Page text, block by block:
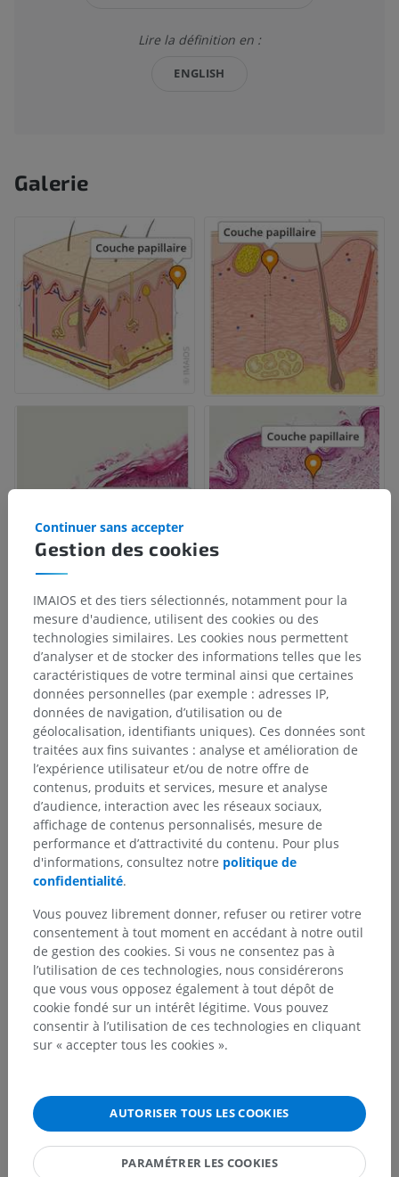
Lire la définition en :
ENGLISH
Galerie
Hiérarchie anatomique
Anatomie humaine 2
Corps humain> Systèmes intégrants>
Tégument commun > Peau> Derme>
Couche papillaire
Structures sous-jacentes :
Papilles du derme
Traductions
Gestion des cookies
Continuer sans accepter
IMAIOS et des tiers sélectionnés, notamment pour la
mesure d'audience, utilisent des cookies ou des
technologies similaires. Les cookies nous permettent
d’analyser et de stocker des informations telles que les
caractéristiques de votre terminal ainsi que certaines
données personnelles (par exemple : adresses IP,
données de navigation, d’utilisation ou de
géolocalisation, identifiants uniques). Ces données sont
traitées aux fins suivantes : analyse et amélioration de
l’expérience utilisateur et/ou de notre offre de
contenus, produits et services, mesure et analyse
d’audience, interaction avec les réseaux sociaux,
affichage de contenus personnalisés, mesure de
performance et d’attractivité du contenu. Pour plus
d'informations, consultez notre politique de
confidentialité.
Vous pouvez librement donner, refuser ou retirer votre
consentement à tout moment en accédant à notre outil
de gestion des cookies. Si vous ne consentez pas à
l’utilisation de ces technologies, nous considérerons
que vous vous opposez également à tout dépôt de
cookie fondé sur un intérêt légitime. Vous pouvez
consentir à l’utilisation de ces technologies en cliquant
sur « accepter tous les cookies ».
AUTORISER TOUS LES COOKIES
PARAMÉTRER LES COOKIES